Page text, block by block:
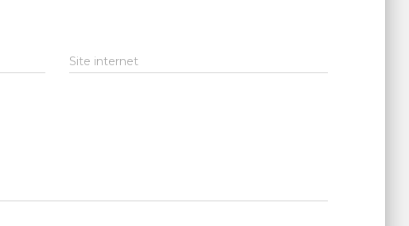
Site internet